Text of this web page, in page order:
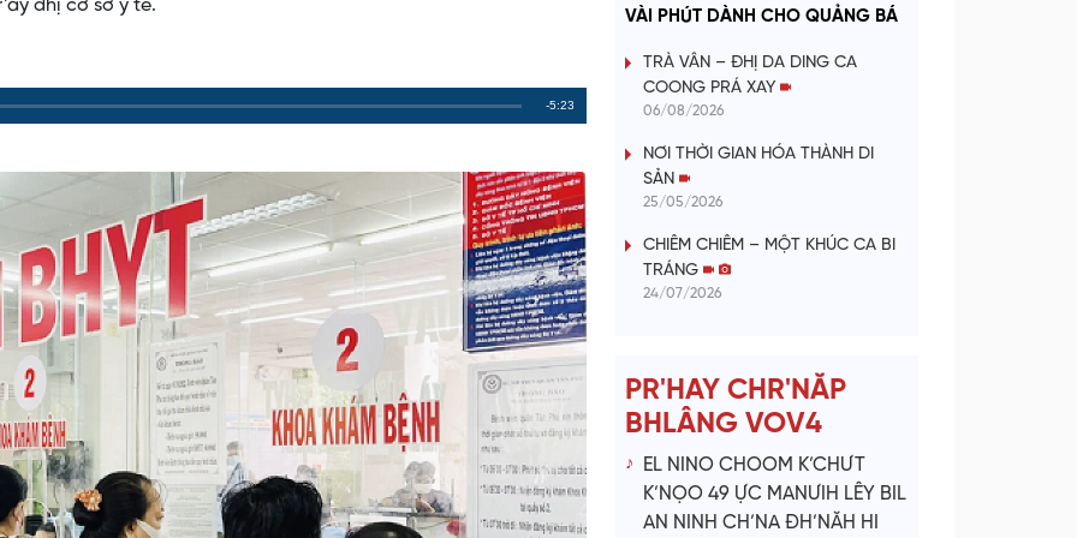
đhị cơ sở y tế.
Remaining
-5:23
a
y
i
d
VÀI PHÚT DÀNH CHO QUẢNG BÁ
TRÀ VÂN – ĐHỊ DA DING CA
COONG PRÁ XAY
06/08/2026
NƠI THỜI GIAN HÓA THÀNH DI
SẢN
25/05/2026
CHIÊM CHIÊM – MỘT KHÚC CA BI
TRÁNG
24/07/2026
PR'HAY CHR'NĂP
BHLÂNG VOV4
EL NINO CHOOM K’CHƯT
K’NỌO 49 ỰC MANƯIH LÊY BIL
AN NINH CH’NA ĐH’NĂH HI